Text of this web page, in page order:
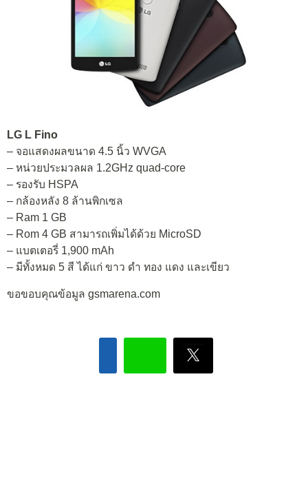
LG L Fino
– จอแสดงผลขนาด 4.5 นิ้ว WVGA
– หน่วยประมวลผล 1.2GHz quad-core
– รองรับ HSPA
– กล้องหลัง 8 ล้านพิกเซล
– Ram 1 GB
– Rom 4 GB สามารถเพิ่มได้ด้วย MicroSD
– แบตเตอรี่ 1,900 mAh
– มีทั้งหมด 5 สี ได้แก่ ขาว ดำ ทอง แดง และเขียว
ขอขอบคุณข้อมูล gsmarena.com